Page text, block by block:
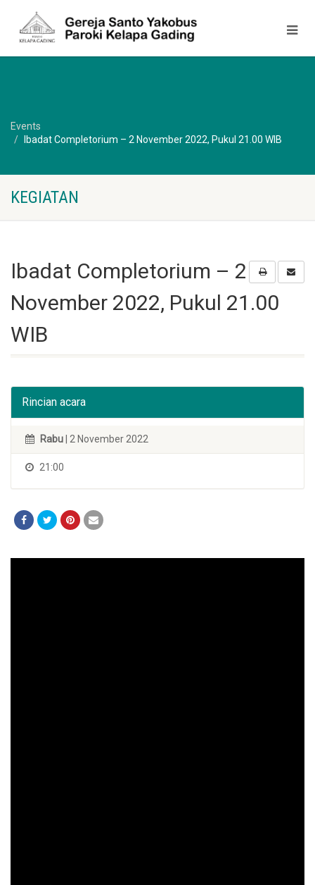
Events
Ibadat Completorium – 2 November 2022, Pukul 21.00 WIB
KEGIATAN
Ibadat Completorium – 2
November 2022, Pukul 21.00
WIB
Rincian acara
Rabu | 2 November 2022
21:00